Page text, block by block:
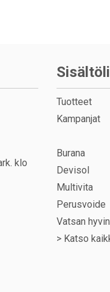
klo
Tuotteet
Kampanjat
Burana
Devisol
Multivita
Perusvoide
Vatsan
> Katso